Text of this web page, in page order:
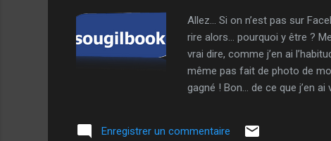
Allez… Si on n’est pas sur
rire alors… pourquoi y être ?
vrai dire, comme j’en ai
même pas fait de photo de
gagné ! Bon… de ce que j’en
marche des championnats,
Enregistrer un commentaire